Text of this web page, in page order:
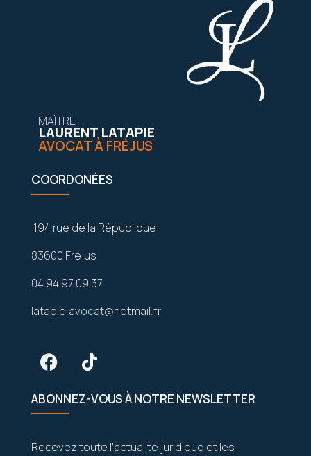
MAÎTRE
LAURENT LATAPIE
AVOCAT À FRÉJUS
COORDONÉES
194 rue de la République
83600 Fréjus
04 94 97 09 37
latapie.avocat@hotmail.fr
ABONNEZ-VOUS À NOTRE NEWSLETTER
Recevez toute l’actualité juridique et les